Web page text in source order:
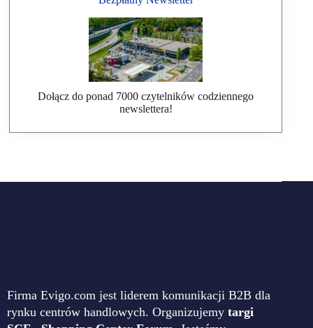
Dołącz do ponad 7000 czytelników codziennego
newslettera!
Firma Evigo.com jest liderem komunikacji B2B dla
rynku centrów handlowych. Organizujemy targi